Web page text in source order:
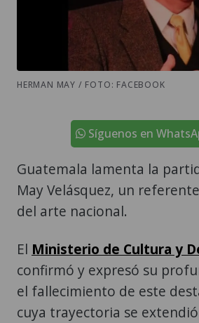
HERMAN MAY / FOTO: FACEBOOK
Síguenos en
Guatemala lamenta la
May Velásquez, un
del arte nacional.
El Ministerio de Cultura y
confirmó y expresó su
el fallecimiento de este
cuya trayectoria se